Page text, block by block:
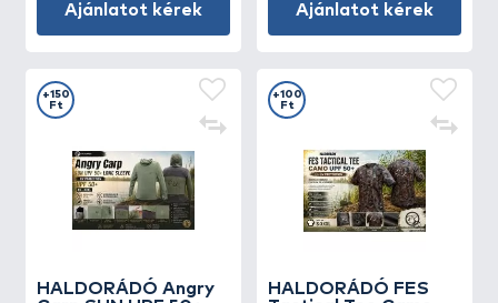
Ajánlatot kérek Ajánlatot kérek
HALDORÁDÓ Angry
+150
Ft
HALDORÁDÓ FES
+100
Ft